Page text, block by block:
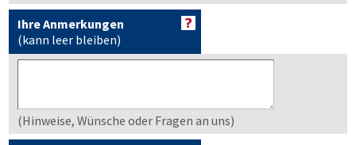
Ihre Anmerkungen
(kann leer bleiben)
(Hinweise, Wünsche oder Fragen an uns)